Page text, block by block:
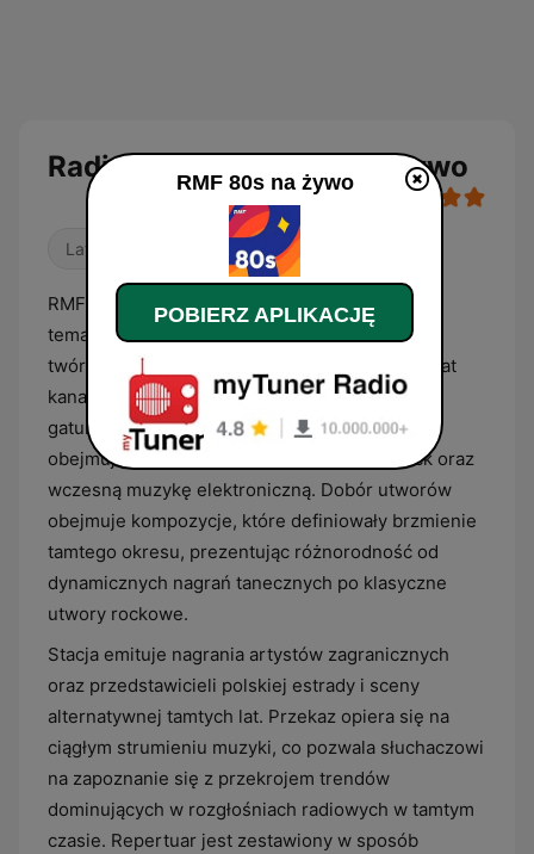
Radio RMF 80s Disco na żywo
Lata 80.
RMF 80s to polska stacja radiowa o profilu
tematycznym, która w całości poświęcona jest
twórczości muzycznej z lat 80. XX wieku. Format
kanału koncentruje się na szerokim spektrum
gatunków popularnych w tamtej dekadzie,
obejmującym synth-pop, new wave, pop-rock oraz
wczesną muzykę elektroniczną. Dobór utworów
obejmuje kompozycje, które definiowały brzmienie
tamtego okresu, prezentując różnorodność od
dynamicznych nagrań tanecznych po klasyczne
utwory rockowe.
Stacja emituje nagrania artystów zagranicznych
oraz przedstawicieli polskiej estrady i sceny
alternatywnej tamtych lat. Przekaz opiera się na
ciągłym strumieniu muzyki, co pozwala słuchaczowi
na zapoznanie się z przekrojem trendów
dominujących w rozgłośniach radiowych w tamtym
czasie. Repertuar jest zestawiony w sposób
RMF 80s na żywo
POBIERZ APLIKACJĘ